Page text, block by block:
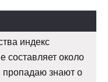
индекс
составляет около
знают о